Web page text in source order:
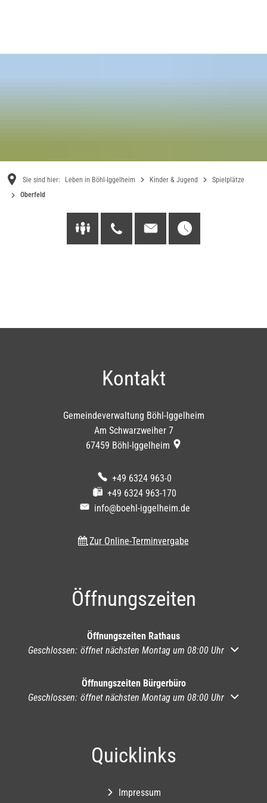
Sie sind hier: Leben in Böhl-Iggelheim Kinder & Jugend
Spielplätze
Oberfeld
Kontakt
Gemeindeverwaltung Böhl-Iggelheim
Am Schwarzweiher 7
67459 Böhl-Iggelheim
+49 6324 963-0
+49 6324 963-170
info@boehl-iggelheim.de
Zur Online-Terminvergabe
Öffnungszeiten
Öffnungszeiten Rathaus
Klicken, um weitere Öffnungs- oder Schließzeiten
Geschlossen: öffnet nächsten Montag um 08:00 Uhr
Öffnungszeiten Bürgerbüro
Klicken, um weitere Öffnungs- oder Schließzeiten
Geschlossen: öffnet nächsten Montag um 08:00 Uhr
Quicklinks
Impressum